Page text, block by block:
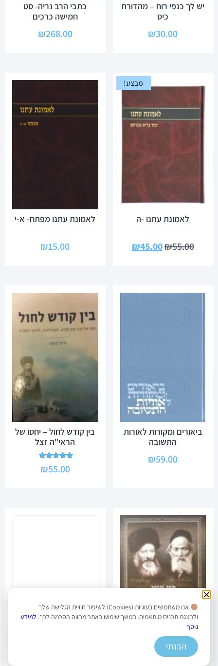
יש לך כנפי רוח – מהדורת
כיס
₪30.00
כתבי הרב נריה- סט
חמישה כרכים
₪268.00
מבצע!
לאמונת עתנו -ה
₪55.00
₪45.00
לאמונת עתנו מפתח- א-י
₪15.00
ביאורים ומקורות לאורות
התשובה
₪59.00
בין קודש לחול – יחסו של
הראי"ה זצל
דורג
5.00
₪55.00
בין שני כהנים גדולים
אנו משתמשים בעוגיות (Cookies) לשיפור חוויית הגלישה שלך
ולהצגת תכנים מותאמים. המשך שימוש באתר מהווה הסכמה לכך. למידע
נוסף
הבנתי